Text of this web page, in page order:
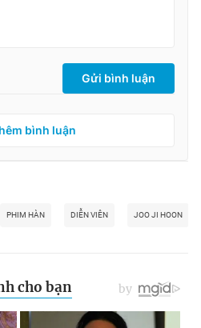
Gửi bình luận
bình luận
PHIM HÀN DIỄN VIÊN JOO JI HOON